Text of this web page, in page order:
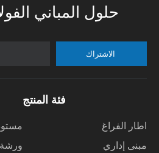
حلول المباني
فئة المنتج
اطار الفراغ
مبنى إداري